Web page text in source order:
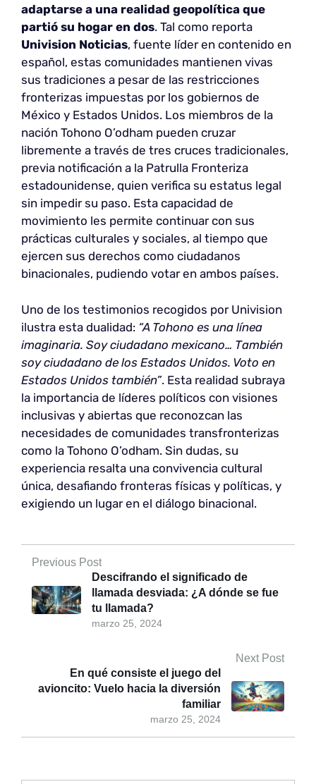
adaptarse a una realidad geopolítica que
partió su hogar en dos. Tal como reporta
Univision Noticias, fuente líder en contenido en
español, estas comunidades mantienen vivas
sus tradiciones a pesar de las restricciones
fronterizas impuestas por los gobiernos de
México y Estados Unidos. Los miembros de la
nación Tohono O’odham pueden cruzar
libremente a través de tres cruces tradicionales,
previa notificación a la Patrulla Fronteriza
estadounidense, quien verifica su estatus legal
sin impedir su paso. Esta capacidad de
movimiento les permite continuar con sus
prácticas culturales y sociales, al tiempo que
ejercen sus derechos como ciudadanos
binacionales, pudiendo votar en ambos países.
Uno de los testimonios recogidos por Univision
ilustra esta dualidad: “A Tohono es una línea
imaginaria. Soy ciudadano mexicano… También
soy ciudadano de los Estados Unidos. Voto en
Estados Unidos también”. Esta realidad subraya
la importancia de líderes políticos con visiones
inclusivas y abiertas que reconozcan las
necesidades de comunidades transfronterizas
como la Tohono O’odham. Sin dudas, su
experiencia resalta una convivencia cultural
única, desafiando fronteras físicas y políticas, y
exigiendo un lugar en el diálogo binacional.
Previous Post
marzo 25, 2024
Descifrando el significado de
llamada desviada: ¿A dónde se fue
tu llamada?
Next Post
marzo 25, 2024
En qué consiste el juego del
avioncito: Vuelo hacia la diversión
familiar